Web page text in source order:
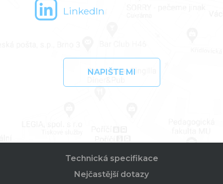
LinkedIn
NAPIŠTE MI
Technická specifikace
Nejčastější dotazy